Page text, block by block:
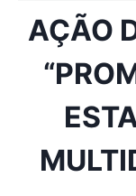
AÇÃO